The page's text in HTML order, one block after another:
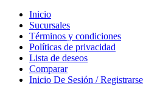
Inicio
Sucursales
Términos y condiciones
Políticas de privacidad
Lista de deseos
Comparar
Inicio De Sesión / Registrarse